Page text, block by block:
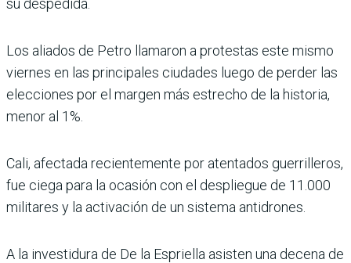
Los aliados de Petro llamaron a protestas este mismo
viernes en las principales ciudades luego de perder las
elecciones por el margen más estrecho de la historia,
menor al 1%.
Cali, afectada recientemente por atentados guerrilleros,
fue ciega para la ocasión con el despliegue de 11.000
militares y la activación de un sistema antidrones.
A la investidura de De la Espriella asisten una decena de